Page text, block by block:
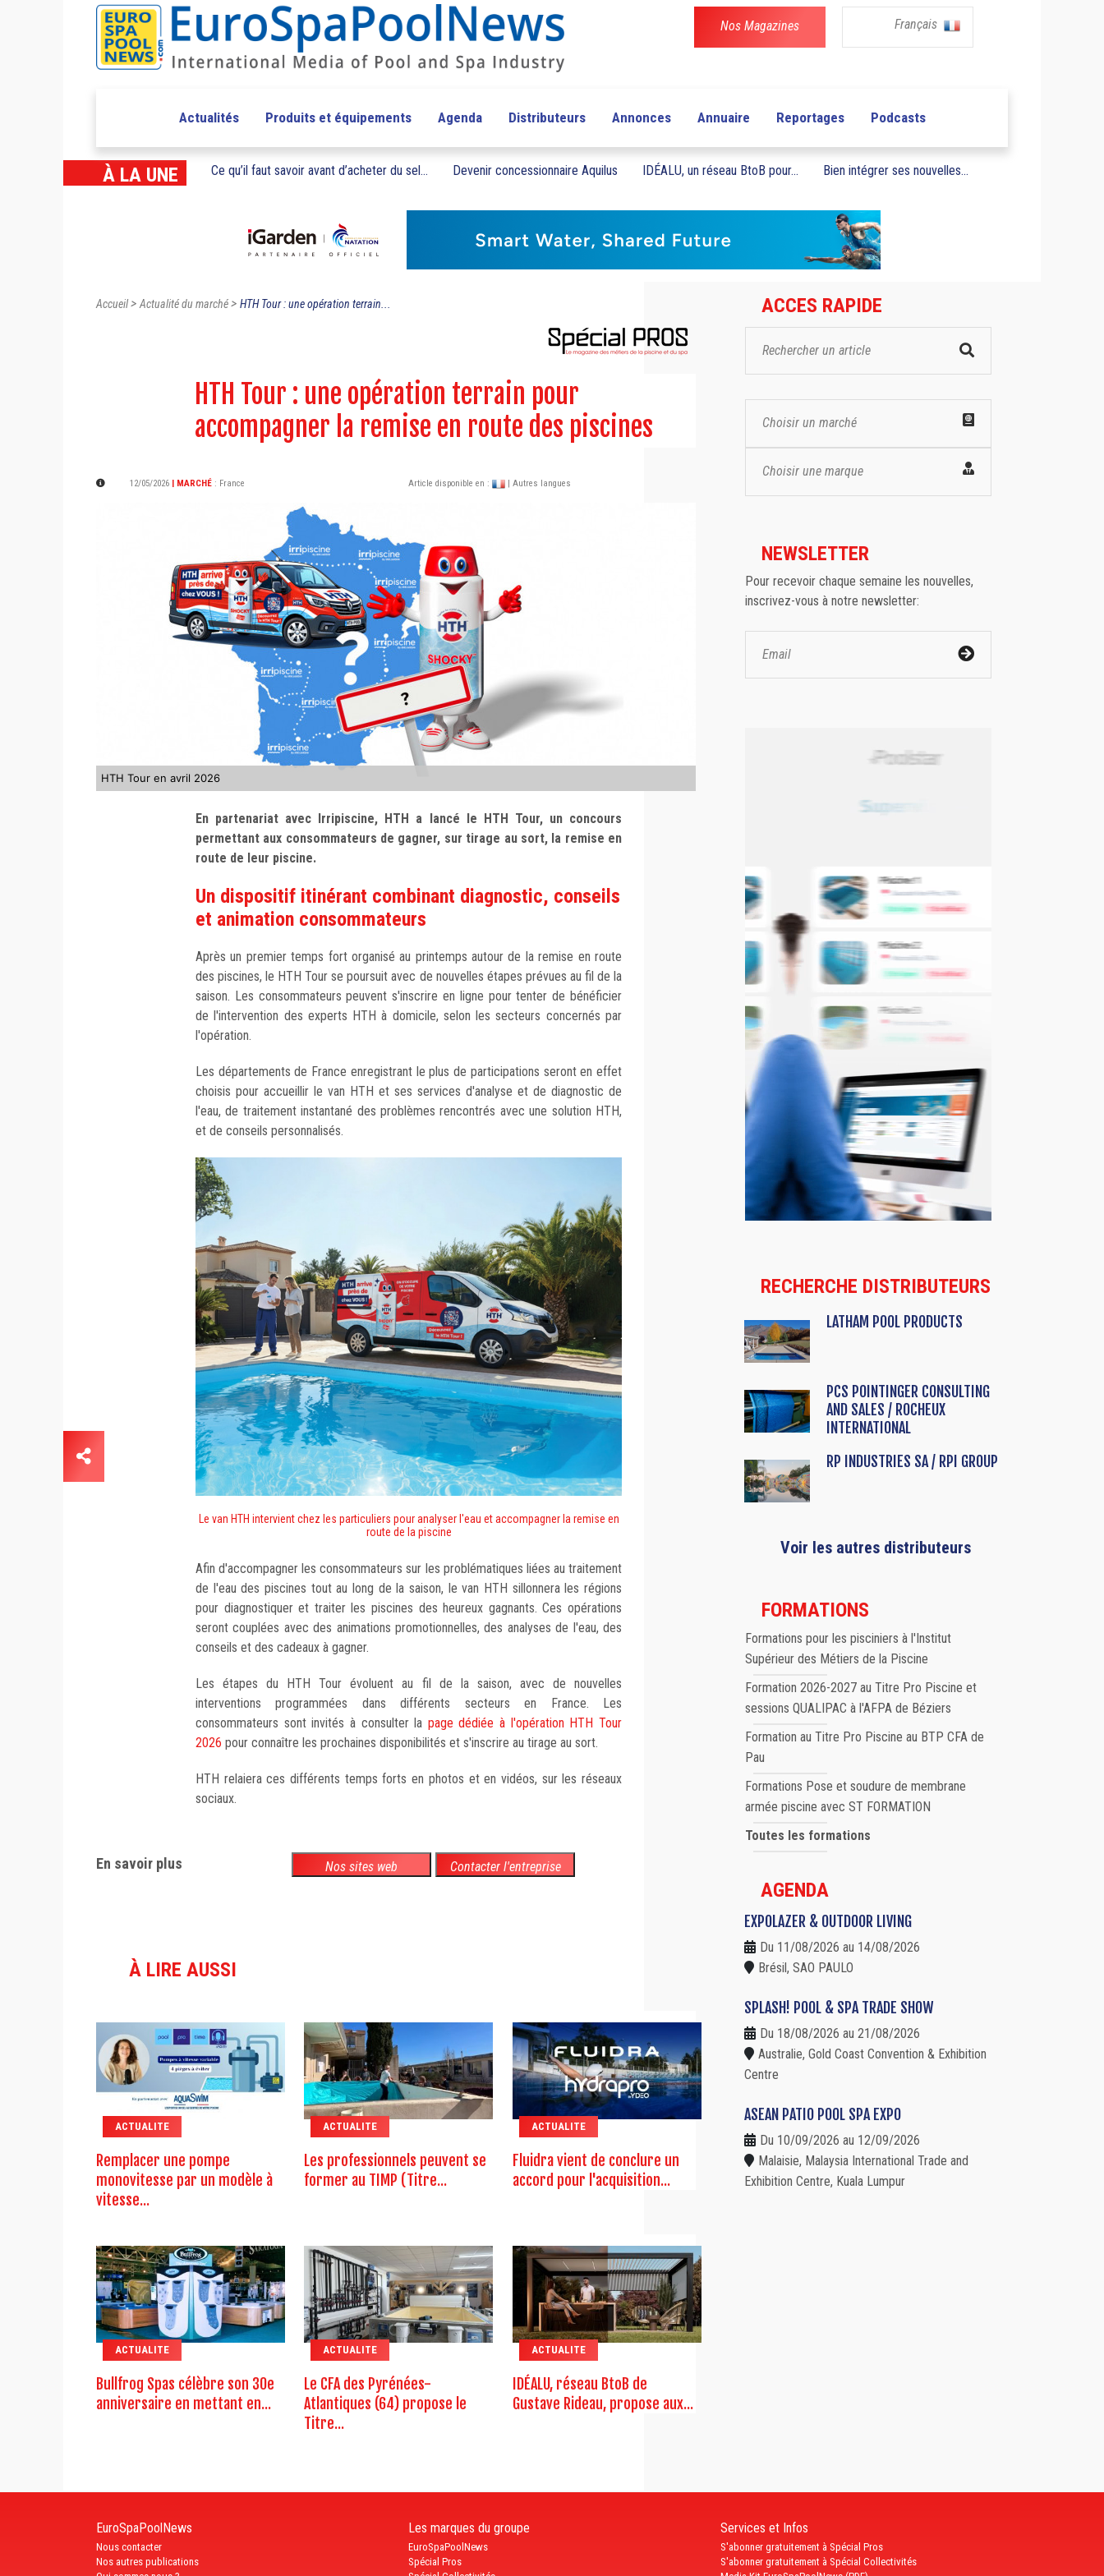
Nos Magazines Français
Actualités Produits et équipements Agenda Distributeurs Annonces Annuaire Reportages Podcasts
À LA UNE Ce qu’il faut savoir avant d’acheter du sel... Devenir concessionnaire Aquilus IDÉALU, un réseau BtoB pour... Bien intégrer ses nouvelles...
Accueil>Actualité du marché> HTH Tour : une opération terrain...
HTH Tour : une opération terrain pour
accompagner la remise en route des piscines
12/05/2026 | MARCHÉ : France Article disponible en : | Autres langues
HTH Tour en avril 2026
En partenariat avec Irripiscine, HTH a lancé le HTH Tour, un concours
permettant aux consommateurs de gagner, sur tirage au sort, la remise en
route de leur piscine.
Un dispositif itinérant combinant diagnostic, conseils
et animation consommateurs
Après un premier temps fort organisé au printemps autour de la remise en route
des piscines, le HTH Tour se poursuit avec de nouvelles étapes prévues au fil de la
saison. Les consommateurs peuvent s'inscrire en ligne pour tenter de bénéficier
de l'intervention des experts HTH à domicile, selon les secteurs concernés par
l'opération.
Les départements de France enregistrant le plus de participations seront en effet
choisis pour accueillir le van HTH et ses services d'analyse et de diagnostic de
l'eau, de traitement instantané des problèmes rencontrés avec une solution HTH,
et de conseils personnalisés.
Le van HTH intervient chez les particuliers pour analyser l'eau et accompagner la remise en
route de la piscine
Afin d'accompagner les consommateurs sur les problématiques liées au traitement
de l'eau des piscines tout au long de la saison, le van HTH sillonnera les régions
pour diagnostiquer et traiter les piscines des heureux gagnants. Ces opérations
seront couplées avec des animations promotionnelles, des analyses de l'eau, des
conseils et des cadeaux à gagner.
Les étapes du HTH Tour évoluent au fil de la saison, avec de nouvelles
interventions programmées dans différents secteurs en France. Les
consommateurs sont invités à consulter la page dédiée à l'opération HTH Tour
2026 pour connaître les prochaines disponibilités et s'inscrire au tirage au sort.
HTH relaiera ces différents temps forts en photos et en vidéos, sur les réseaux
sociaux.
En savoir plus Nos sites web Contacter l'entreprise
À LIRE AUSSI
ACTUALITE
Remplacer une pompe
monovitesse par un modèle à
vitesse...
ACTUALITE
Les professionnels peuvent se
former au TIMP (Titre...
ACTUALITE
Fluidra vient de conclure un
accord pour l'acquisition...
ACTUALITE
Bullfrog Spas célèbre son 30e
anniversaire en mettant en...
ACTUALITE
Le CFA des Pyrénées-
Atlantiques (64) propose le
Titre...
ACTUALITE
IDÉALU, réseau BtoB de
Gustave Rideau, propose aux...
ACCES RAPIDE
Choisir un marché
Choisir une marque
NEWSLETTER
Pour recevoir chaque semaine les nouvelles,
inscrivez-vous à notre newsletter:
RECHERCHE DISTRIBUTEURS
LATHAM POOL PRODUCTS
PCS POINTINGER CONSULTING
AND SALES / ROCHEUX
INTERNATIONAL
RP INDUSTRIES SA / RPI GROUP
Voir les autres distributeurs
FORMATIONS
Formations pour les pisciniers à l'Institut
Supérieur des Métiers de la Piscine
Formation 2026-2027 au Titre Pro Piscine et
sessions QUALIPAC à l'AFPA de Béziers
Formation au Titre Pro Piscine au BTP CFA de
Pau
Formations Pose et soudure de membrane
armée piscine avec ST FORMATION
Toutes les formations
AGENDA
EXPOLAZER & OUTDOOR LIVING
Du 11/08/2026 au 14/08/2026
Brésil, SAO PAULO
SPLASH! POOL & SPA TRADE SHOW
Du 18/08/2026 au 21/08/2026
Australie, Gold Coast Convention & Exhibition
Centre
ASEAN PATIO POOL SPA EXPO
Du 10/09/2026 au 12/09/2026
Malaisie, Malaysia International Trade and
Exhibition Centre, Kuala Lumpur
EuroSpaPoolNews
Nous contacter
Nos autres publications
Les marques du groupe
EuroSpaPoolNews
Spécial Pros
Services et Infos
S'abonner gratuitement à Spécial Pros
S'abonner gratuitement à Spécial Collectivités